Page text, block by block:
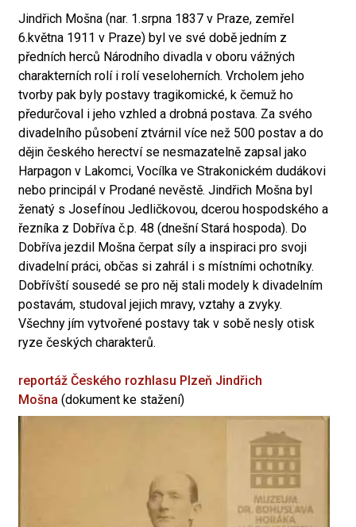
Jindřich Mošna (nar. 1.srpna 1837 v Praze, zemřel
6.května 1911 v Praze) byl ve své době jedním z
předních herců Národního divadla v oboru vážných
charakterních rolí i rolí veseloherních. Vrcholem jeho
tvorby pak byly postavy tragikomické, k čemuž ho
předurčoval i jeho vzhled a drobná postava. Za svého
divadelního působení ztvárnil více než 500 postav a do
dějin českého herectví se nesmazatelně zapsal jako
Harpagon v Lakomci, Vocílka ve Strakonickém dudákovi
nebo principál v Prodané nevěstě. Jindřich Mošna byl
ženatý s Josefínou Jedličkovou, dcerou hospodského a
řezníka z Dobříva č.p. 48 (dnešní Stará hospoda). Do
Dobříva jezdil Mošna čerpat síly a inspiraci pro svoji
divadelní práci, občas si zahrál i s místními ochotníky.
Dobřívští sousedé se pro něj stali modely k divadelním
postavám, studoval jejich mravy, vztahy a zvyky.
Všechny jím vytvořené postavy tak v sobě nesly otisk
ryze českých charakterů.
reportáž Českého rozhlasu Plzeň Jindřich
Mošna (dokument ke stažení)